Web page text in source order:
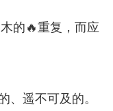
的🔥重复，而应
、遥不可及的。